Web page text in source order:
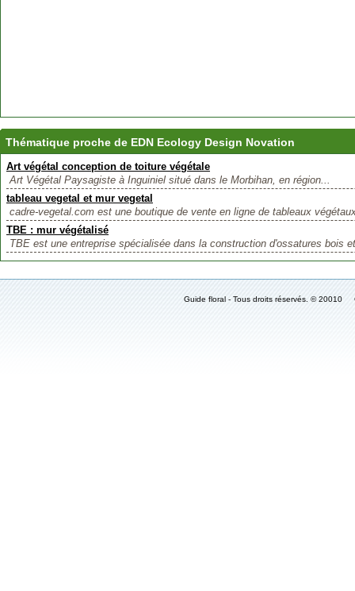
Thématique proche de EDN Ecology Design Novation
Art végétal conception de toiture végétale
Art Végétal Paysagiste à Inguiniel situé dans le Morbihan, en région...
tableau vegetal et mur vegetal
cadre-vegetal.com est une boutique de vente en ligne de tableaux
TBE : mur végétalisé
TBE est une entreprise spécialisée dans la construction d'ossatures bois
Guide floral - Tous droits réservés. ©